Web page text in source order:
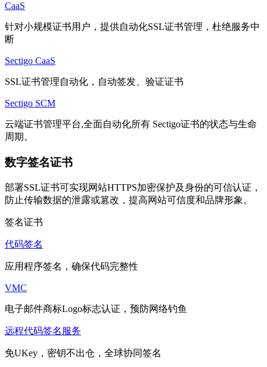
CaaS
针对小规模证书用户，提供自动化SSL证书管理，杜绝服务中
断
Sectigo CaaS
SSL证书管理自动化，自动签发、验证证书
Sectigo SCM
云端证书管理平台,全面自动化所有 Sectigo证书的状态与生命
周期。
数字签名证书
部署SSL证书可实现网站HTTPS加密保护及身份的可信认证，
防止传输数据的泄露或篡改，提高网站可信度和品牌形象。
签名证书
代码签名
应用程序签名，确保代码完整性
VMC
电子邮件商标Logo标志认证，预防网络钓鱼
远程代码签名服务
免UKey，密钥不出仓，全球协同签名